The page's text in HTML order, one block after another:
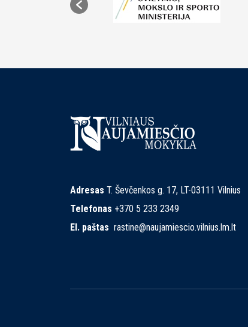
Adresas T. Ševčenkos g. 17, LT-03111 Vilnius
Telefonas +370 5 233 2349
El. paštas rastine@naujamiescio.vilnius.lm.lt